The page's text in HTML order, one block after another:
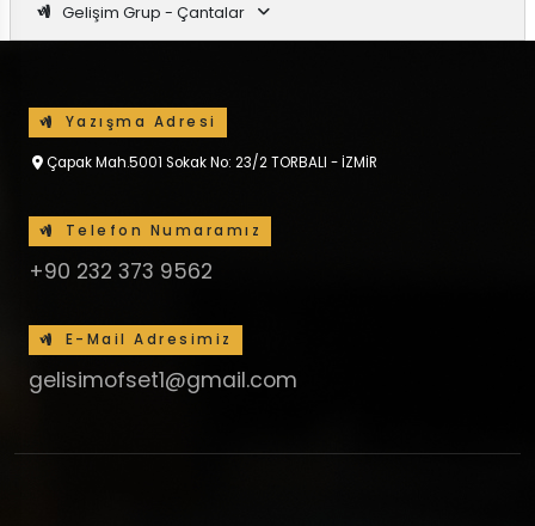
Gelişim Grup - Çantalar
Yazışma Adresi
Çapak Mah.5001 Sokak No: 23/2 TORBALI - İZMİR
Telefon Numaramız
+90 232 373 9562
E-Mail Adresimiz
gelisimofset1@gmail.com